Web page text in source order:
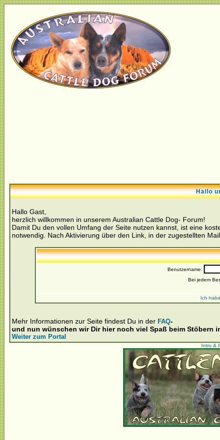
Hallo
Hallo Gast,
herzlich willkommen in unserem Australian Cattle Dog- Forum!
Damit Du den vollen Umfang der Seite nutzen kannst, ist eine
notwendig. Nach Aktivierung über den Link, in der zugestellten
Benutzername:
Bei jedem
Ich
Mehr Informationen zur Seite findest Du in der FAQ-
und nun wünschen wir Dir hier noch viel Spaß beim Stöbern
Weiter zum Portal
Intro &